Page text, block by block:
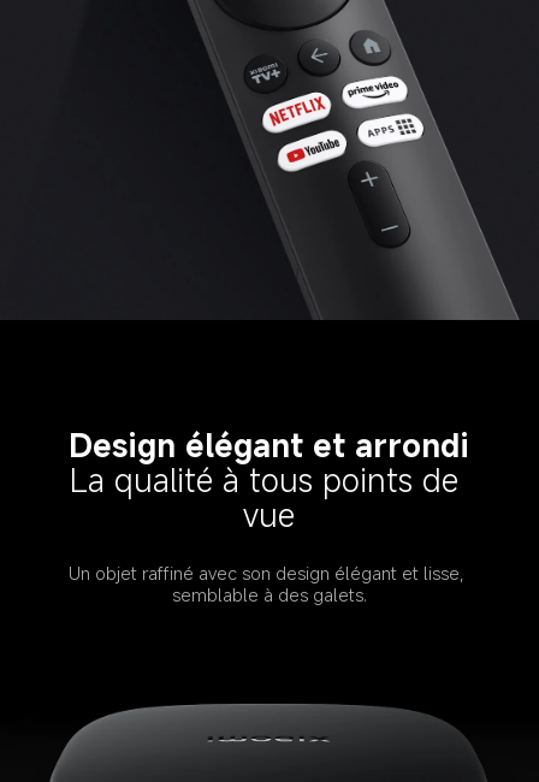
Design élégant et arrondi
La qualité à tous points de
vue
Un objet raffiné avec son design élégant et lisse,
semblable à des galets.